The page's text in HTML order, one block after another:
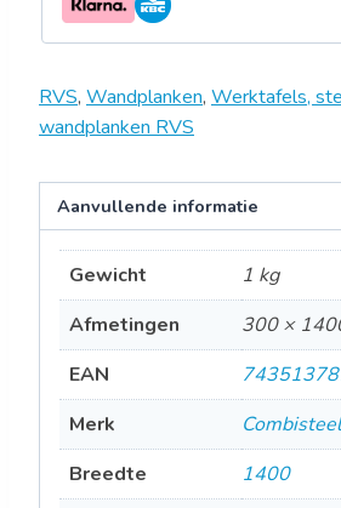
RVS, Wandplanken, Werktafels,
wandplanken RVS
Aanvullende informatie
Gewicht
1 kg
Afmetingen
300 ×
EAN
Merk
Combisteel
Breedte
1400